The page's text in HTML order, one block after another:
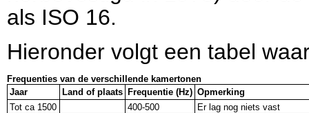
als ISO 16.
Hieronder volgt een tabel
Frequenties van de verschillende kamertonen
Jaar
Land of plaats Frequentie (Hz) Opmerking
Tot ca 1500
400-500
Er lag nog niets vast